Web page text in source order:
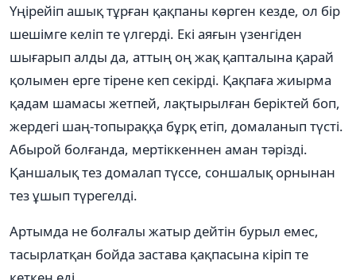
Үңірейіп ашық тұрған қақпаны көрген кезде, ол бір
шешімге келіп те үлгерді. Екі аяғын үзенгіден
шығарып алды да, аттың оң жақ қапталына қарай
қолымен ерге тірене кеп секірді. Қақпаға жиырма
қадам шамасы жетпей, лақтырылған беріктей боп,
жердегі шаң-топыраққа бұрқ етіп, домаланып түсті.
Абырой болғанда, мертіккеннен аман тәрізді.
Қаншалық тез домалап түссе, соншалық орнынан
тез ұшып түрегелді.
Артымда не болғалы жатыр дейтін бурыл емес,
тасырлатқан бойда застава қақпасына кіріп те